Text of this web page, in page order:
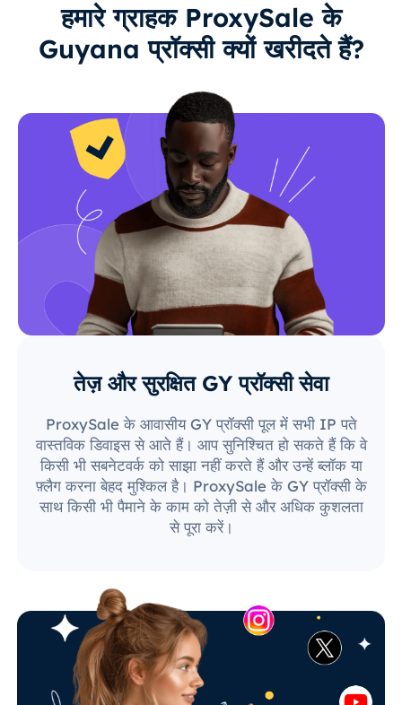
हमारे ग्राहक ProxySale के
Guyana प्रॉक्सी क्यों खरीदते हैं?
तेज़ और सुरक्षित GY प्रॉक्सी सेवा
ProxySale के आवासीय GY प्रॉक्सी पूल में सभी IP पते
वास्तविक डिवाइस से आते हैं। आप सुनिश्चित हो सकते हैं कि वे
किसी भी सबनेटवर्क को साझा नहीं करते हैं और उन्हें ब्लॉक या
फ़्लैग करना बेहद मुश्किल है। ProxySale के GY प्रॉक्सी के
साथ किसी भी पैमाने के काम को तेज़ी से और अधिक कुशलता
से पूरा करें।